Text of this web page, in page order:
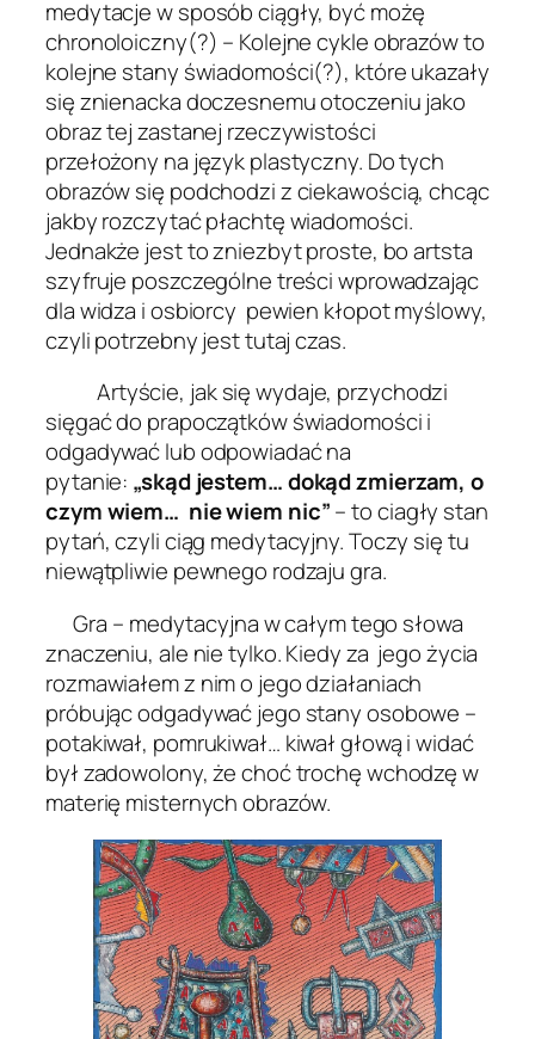
medytacje w sposób ciągły, być możę
chronoloiczny(?) – Kolejne cykle obrazów to
kolejne stany świadomości(?), które ukazały
się znienacka doczesnemu otoczeniu jako
obraz tej zastanej rzeczywistości
przełożony na język plastyczny. Do tych
obrazów się podchodzi z ciekawością, chcąc
jakby rozczytać płachtę wiadomości.
Jednakże jest to zniezbyt proste, bo artsta
szyfruje poszczególne treści wprowadzając
dla widza i osbiorcy pewien kłopot myślowy,
czyli potrzebny jest tutaj czas.
Artyście, jak się wydaje, przychodzi
sięgać do prapoczątków świadomości i
odgadywać lub odpowiadać na
pytanie: „skąd jestem… dokąd zmierzam, o
czym wiem… nie wiem nic”– to ciagły stan
pytań, czyli ciąg medytacyjny. Toczy się tu
niewątpliwie pewnego rodzaju gra.
Gra – medytacyjna w całym tego słowa
znaczeniu, ale nie tylko. Kiedy za jego życia
rozmawiałem z nim o jego działaniach
próbując odgadywać jego stany osobowe –
potakiwał, pomrukiwał… kiwał głową i widać
był zadowolony, że choć trochę wchodzę w
materię misternych obrazów.